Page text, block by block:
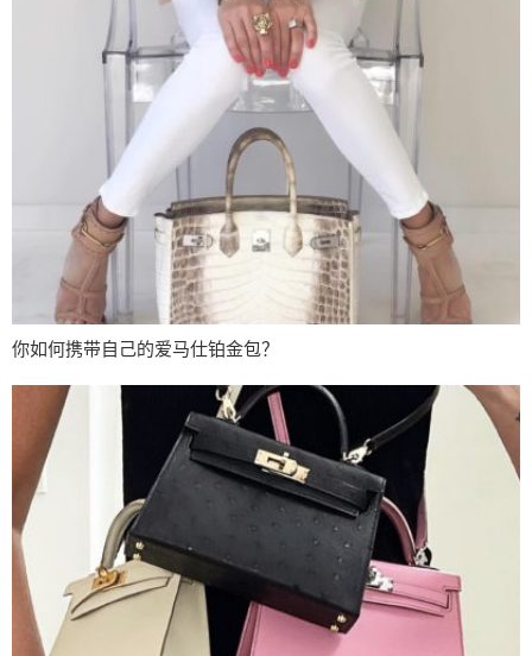
你如何携带自己的爱马仕铂金包？